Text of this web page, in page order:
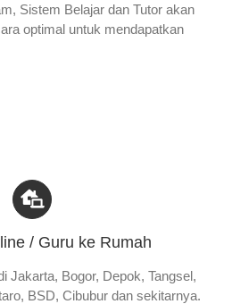
Sistem Belajar dan Tutor akan
optimal untuk mendapatkan
/ Guru ke Rumah
Jakarta, Bogor, Depok, Tangsel,
BSD, Cibubur dan sekitarnya.